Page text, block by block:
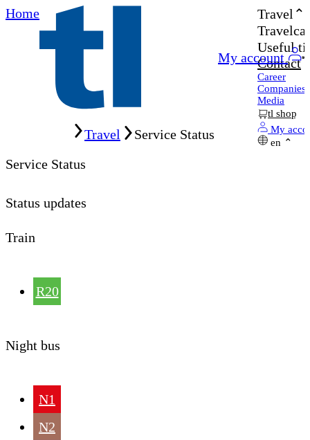
Home
My account
Travel
Useful
Contact
Career
Companies
Media
tl shop
My
en
Travel
Service Status
Service Status
Status updates
Train
R20
Night bus
N1
N2